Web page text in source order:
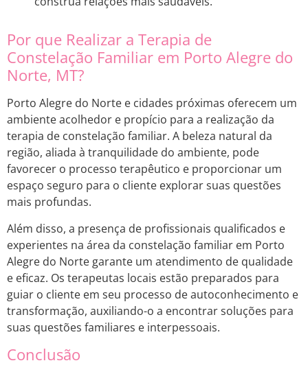
Por que Realizar a Terapia de
Constelação Familiar em Porto Alegre do
Norte, MT?
Porto Alegre do Norte e cidades próximas oferecem um
ambiente acolhedor e propício para a realização da
terapia de constelação familiar. A beleza natural da
região, aliada à tranquilidade do ambiente, pode
favorecer o processo terapêutico e proporcionar um
espaço seguro para o cliente explorar suas questões
mais profundas.
Além disso, a presença de profissionais qualificados e
experientes na área da constelação familiar em Porto
Alegre do Norte garante um atendimento de qualidade
e eficaz. Os terapeutas locais estão preparados para
guiar o cliente em seu processo de autoconhecimento e
transformação, auxiliando-o a encontrar soluções para
suas questões familiares e interpessoais.
Conclusão